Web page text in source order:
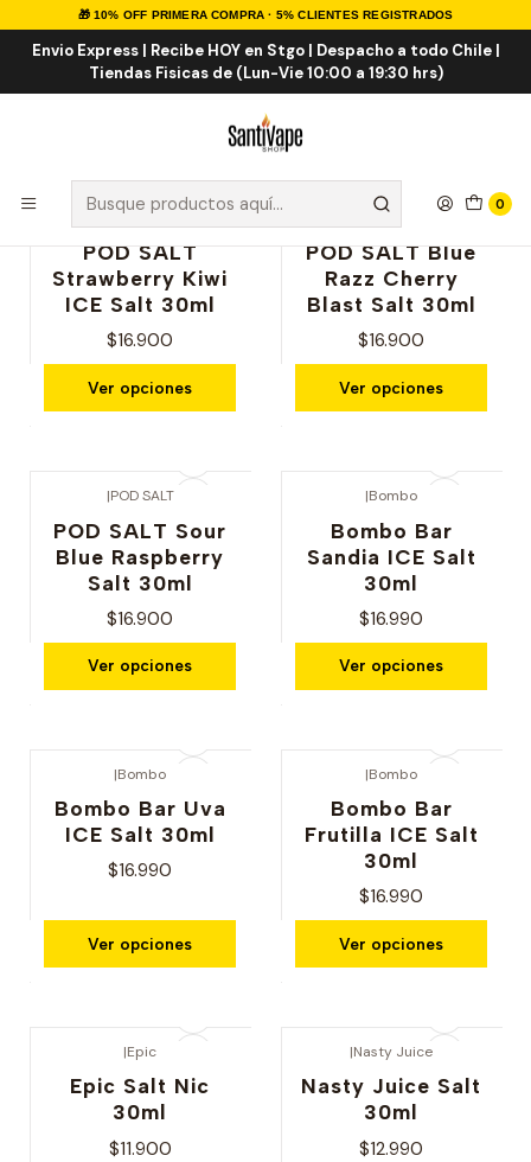
🎁 10% OFF PRIMERA COMPRA · 5% CLIENTES REGISTRADOS
Envio Express | Recibe HOY en Stgo | Despacho a todo Chile |
Tiendas Fisicas de (Lun-Vie 10:00 a 19:30 hrs)
0
Inicio Sales de Nicotina Salt Frutal ICE
Salt Frutal ICE
POD SALT
POD SALT
Strawberry Kiwi
ICE Salt 30ml
$16.900
Ver opciones
POD SALT
POD SALT Blue
Razz Cherry
Blast Salt 30ml
$16.900
Ver opciones
|POD SALT
POD SALT Sour
Blue Raspberry
Salt 30ml
$16.900
Ver opciones
|Bombo
Bombo Bar
Sandia ICE Salt
30ml
$16.990
Ver opciones
|Bombo
Bombo Bar Uva
ICE Salt 30ml
$16.990
Ver opciones
|Bombo
Bombo Bar
Frutilla ICE Salt
30ml
$16.990
Ver opciones
|Epic
Epic Salt Nic
30ml
$11.900
|Nasty Juice
Nasty Juice Salt
30ml
$12.990